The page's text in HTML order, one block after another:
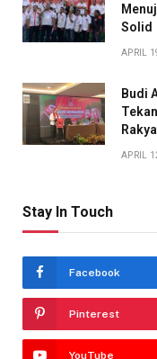
Solid
APRIL
Budi
APRIL
Stay In Touch
Facebook
Pinterest
YouTube